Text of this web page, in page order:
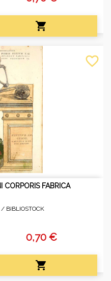

CORPORIS FABRICA
/ BIBLIOSTOCK
0,70 €

favorite_border